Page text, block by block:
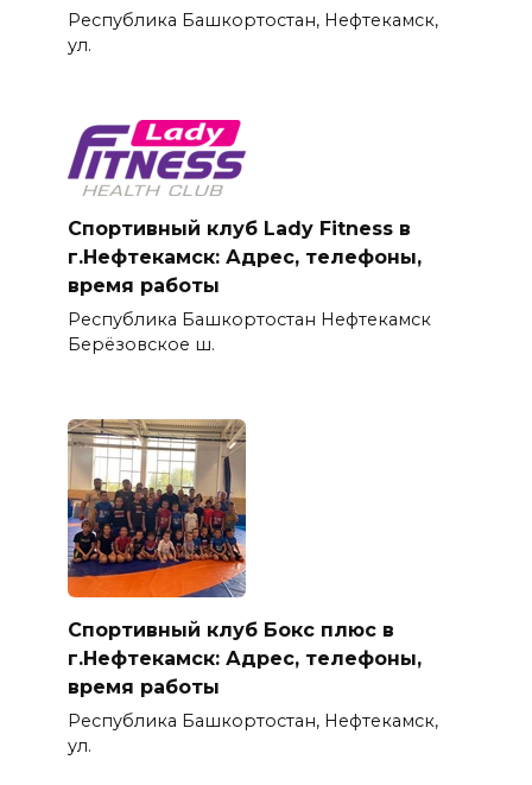
Республика Башкортостан, Нефтекамск,
ул.
Спортивный клуб Lady Fitness в
г.Нефтекамск: Адрес, телефоны,
время работы
Республика Башкортостан Нефтекамск
Берёзовское ш.
Спортивный клуб Бокс плюс в
г.Нефтекамск: Адрес, телефоны,
время работы
Республика Башкортостан, Нефтекамск,
ул.